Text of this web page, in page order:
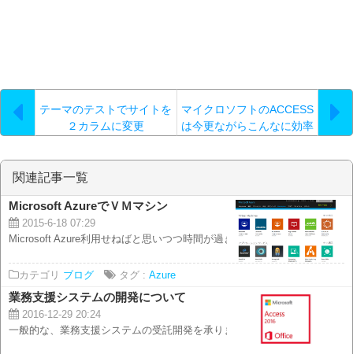
テーマのテストでサイトを
２カラムに変更
マイクロソフトのACCESS
は今更ながらこんなに効率
関連記事一覧
Microsoft AzureでＶＭマシン
2015-6-18 07:29
Microsoft Azure利用せねばと思いつつ時間が過ぎていたのですが 利用...
カテゴリ ブログ タグ : Azure
業務支援システムの開発について
2016-12-29 20:24
一般的な、業務支援システムの受託開発を承ります。 受託可能なシステ